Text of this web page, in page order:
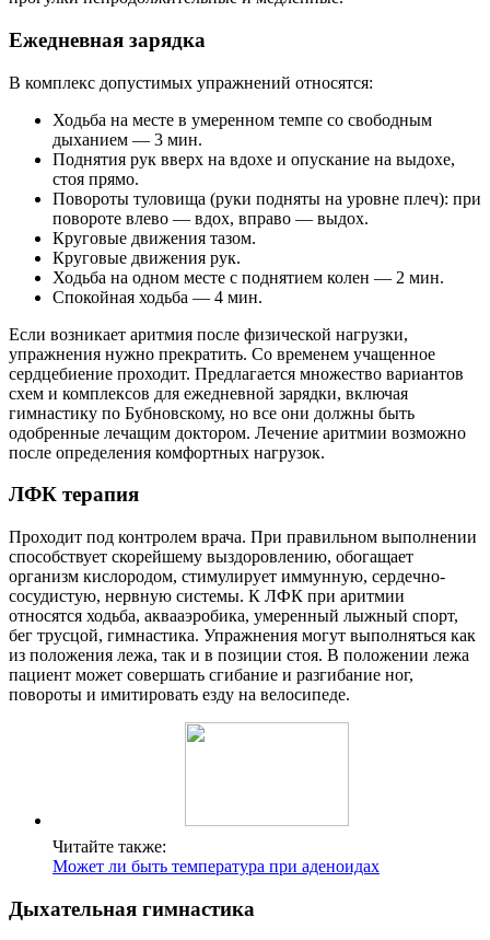
Ежедневная зарядка
В комплекс допустимых упражнений относятся:
Ходьба на месте в умеренном темпе со свободным
дыханием — 3 мин.
Поднятия рук вверх на вдохе и опускание на выдохе,
стоя прямо.
Повороты туловища (руки подняты на уровне плеч): при
повороте влево — вдох, вправо — выдох.
Круговые движения тазом.
Круговые движения рук.
Ходьба на одном месте с поднятием колен — 2 мин.
Спокойная ходьба — 4 мин.
Если возникает аритмия после физической нагрузки,
упражнения нужно прекратить. Со временем учащенное
сердцебиение проходит. Предлагается множество вариантов
схем и комплексов для ежедневной зарядки, включая
гимнастику по Бубновскому, но все они должны быть
одобренные лечащим доктором. Лечение аритмии возможно
после определения комфортных нагрузок.
ЛФК терапия
Проходит под контролем врача. При правильном выполнении
способствует скорейшему выздоровлению, обогащает
организм кислородом, стимулирует иммунную, сердечно-
сосудистую, нервную системы. К ЛФК при аритмии
относятся ходьба, аквааэробика, умеренный лыжный спорт,
бег трусцой, гимнастика. Упражнения могут выполняться как
из положения лежа, так и в позиции стоя. В положении лежа
пациент может совершать сгибание и разгибание ног,
повороты и имитировать езду на велосипеде.
Читайте также:
Может ли быть температура при аденоидах
Дыхательная гимнастика